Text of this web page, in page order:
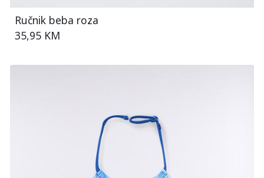
Ručnik beba roza
35,95 KM